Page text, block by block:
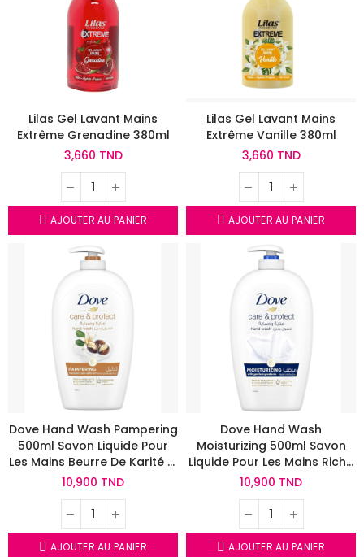
Lilas Gel Lavant Mains
Extrême Grenadine 380ml
3,660 TND
AJOUTER AU PANIER
Lilas Gel Lavant Mains
Extrême Vanille 380ml
3,660 TND
AJOUTER AU PANIER
Dove Hand Wash Pampering
500ml Savon Liquide Pour
Les Mains Beurre De Karité Et
Vanille
10,900 TND
AJOUTER AU PANIER
Dove Hand Wash
Moisturizing 500ml Savon
Liquide Pour Les Mains Riche
En Crème Hydratante
10,900 TND
AJOUTER AU PANIER